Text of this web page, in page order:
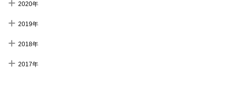
2020年
2019年
2018年
2017年